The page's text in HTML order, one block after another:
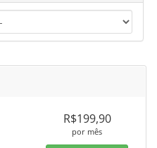
R$199,90
por mês